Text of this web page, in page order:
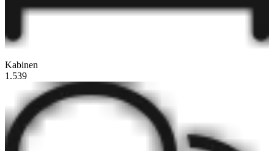
Kabinen
1.539